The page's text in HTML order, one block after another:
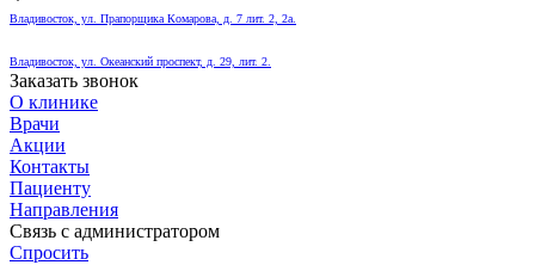
Владивосток, ул. Прапорщика Комарова, д. 7 лит. 2, 2а.
Владивосток, ул. Океанский проспект, д. 29, лит. 2.
Заказать звонок
О клинике
Врачи
Акции
Контакты
Пациенту
Направления
Связь с администратором
Спросить